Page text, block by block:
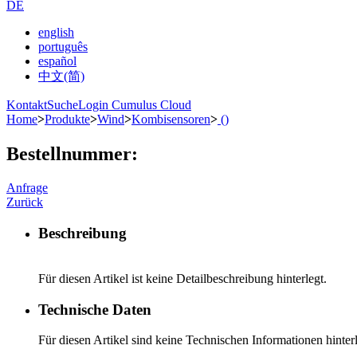
DE
english
português
español
中文(简)
KontaktSucheLogin Cumulus Cloud
Home>Produkte>Wind>Kombisensoren> ()
Bestellnummer:
Anfrage
Zurück
Beschreibung
Für diesen Artikel ist keine Detailbeschreibung hinterlegt.
Technische Daten
Für diesen Artikel sind keine Technischen Informationen